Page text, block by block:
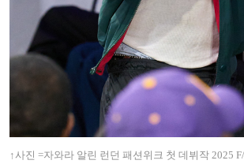
↑사진 =자와라 알린 런던 패션위크 첫 데뷔작 2025